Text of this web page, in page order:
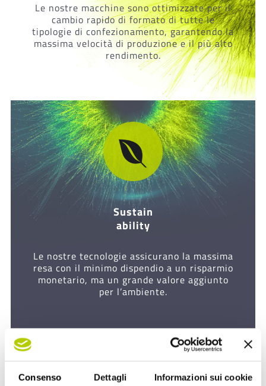
Consenso Dettagli Informazioni sui cookie
Le nostre macchine sono ottimizzate per il
cambio rapido di formato di tutte le
tipologie di confezionamento, garantendo la
massima velocità di produzione e il più alto
rendimento.
Sustain
ability
Le nostre tecnologie assicurano la massima
resa con il minimo dispendio a un risparmio
monetario, ma un grande valore aggiunto
per l’ambiente.